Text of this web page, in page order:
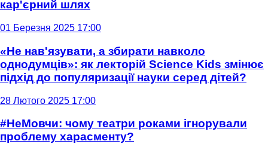
кар'єрний шлях
01 Березня 2025 17:00
«Не нав'язувати, а збирати навколо
однодумців»: як лекторій Science Kids змінює
підхід до популяризації науки серед дітей?
28 Лютого 2025 17:00
#НеМовчи: чому театри роками ігнорували
проблему харасменту?